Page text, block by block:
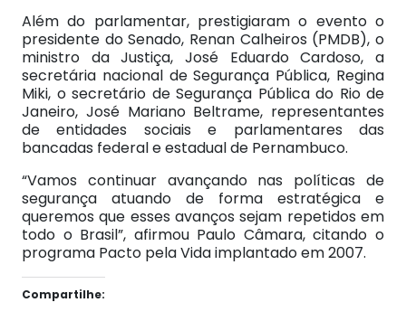
Além do parlamentar, prestigiaram o evento o
presidente do Senado, Renan Calheiros (PMDB), o
ministro da Justiça, José Eduardo Cardoso, a
secretária nacional de Segurança Pública, Regina
Miki, o secretário de Segurança Pública do Rio de
Janeiro, José Mariano Beltrame, representantes
de entidades sociais e parlamentares das
bancadas federal e estadual de Pernambuco.
“Vamos continuar avançando nas políticas de
segurança atuando de forma estratégica e
queremos que esses avanços sejam repetidos em
todo o Brasil”, afirmou Paulo Câmara, citando o
programa Pacto pela Vida implantado em 2007.
Compartilhe: